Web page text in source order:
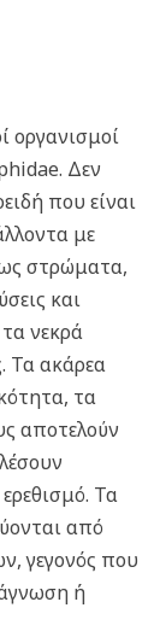
οργανισμοί
Δεν
που είναι
με
στρώματα,
και
νεκρά
Τα ακάρεα
τα
αποτελούν
Τα
από
γεγονός που
ή